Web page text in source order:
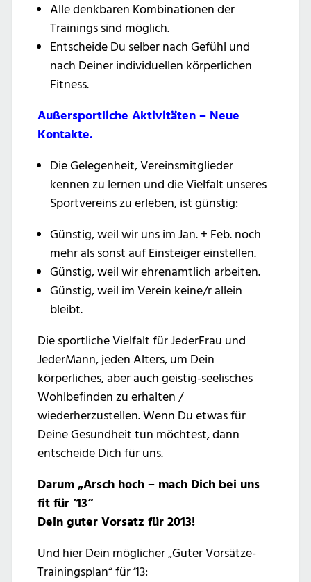
Alle denkbaren Kombinationen der
Trainings sind möglich.
Entscheide Du selber nach Gefühl und
nach Deiner individuellen körperlichen
Fitness.
Außersportliche Aktivitäten – Neue
Kontakte.
Die Gelegenheit, Vereinsmitglieder
kennen zu lernen und die Vielfalt unseres
Sportvereins zu erleben, ist günstig:
Günstig, weil wir uns im Jan. + Feb. noch
mehr als sonst auf Einsteiger einstellen.
Günstig, weil wir ehrenamtlich arbeiten.
Günstig, weil im Verein keine/r allein
bleibt.
Die sportliche Vielfalt für JederFrau und
JederMann, jeden Alters, um Dein
körperliches, aber auch geistig-seelisches
Wohlbefinden zu erhalten /
wiederherzustellen. Wenn Du etwas für
Deine Gesundheit tun möchtest, dann
entscheide Dich für uns.
Darum „Arsch hoch – mach Dich bei uns
fit für ’13“
Dein guter Vorsatz für 2013!
Und hier Dein möglicher „Guter Vorsätze-
Trainingsplan“ für ’13: